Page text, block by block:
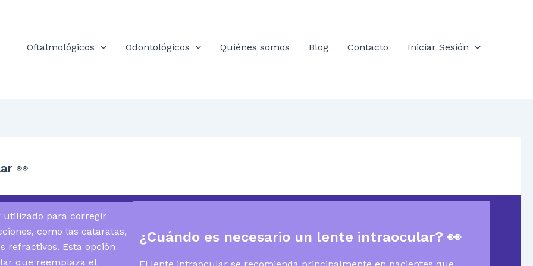
Oftalmológicos
Odontológicos Quiénes somos Blog Contacto Iniciar Sesión
👀
utilizado para corregir
como las cataratas,
refractivos. Esta opción
que reemplaza el
¿Cuándo es necesario un lente intraocular? 👀